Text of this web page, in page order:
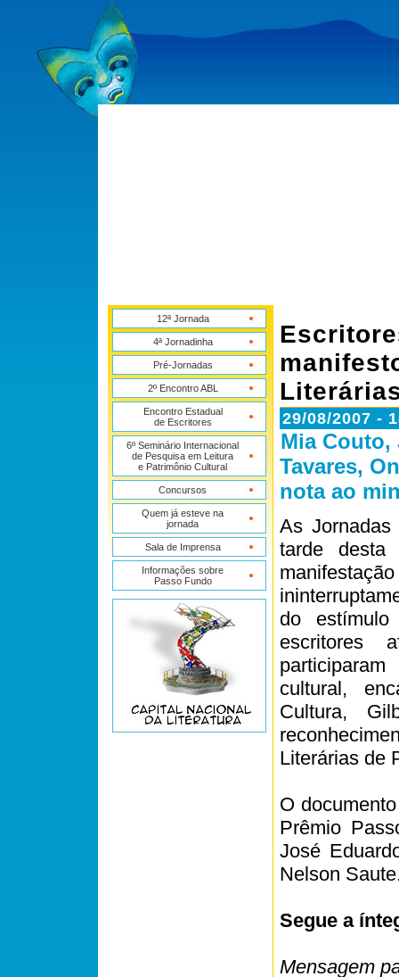
12ª Jornada
4ª Jornadinha
Pré-Jornadas
2º Encontro ABL
Encontro Estadual
de Escritores
6º Seminário Internacional
de Pesquisa em Leitura
e Patrimônio Cultural
Concursos
Quem já esteve na
jornada
Sala de Imprensa
Informações sobre
Passo Fundo
29/08/2007 -
Mia Couto,
Tavares,
nota ao
As Jornadas
tarde desta
do
escritores
cultural,
Cultura,
Literárias de
O
Prêmio
José
Nelson
Segue a
Mensagem